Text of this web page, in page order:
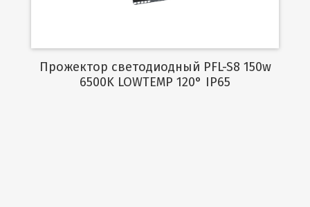
Прожектор светодиодный PFL-S8 150w
6500K LOWTEMP 120° IP65